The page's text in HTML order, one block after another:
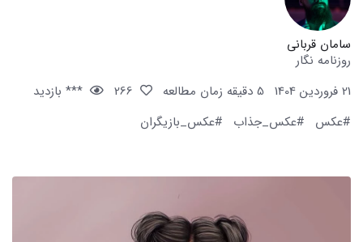
سامان قربانی
روزنامه نگار
21 فروردین 1404
5 دقیقه زمان مطالعه
*** بازدید
#عکس
#عکس_جذاب #عکس_بازیگران